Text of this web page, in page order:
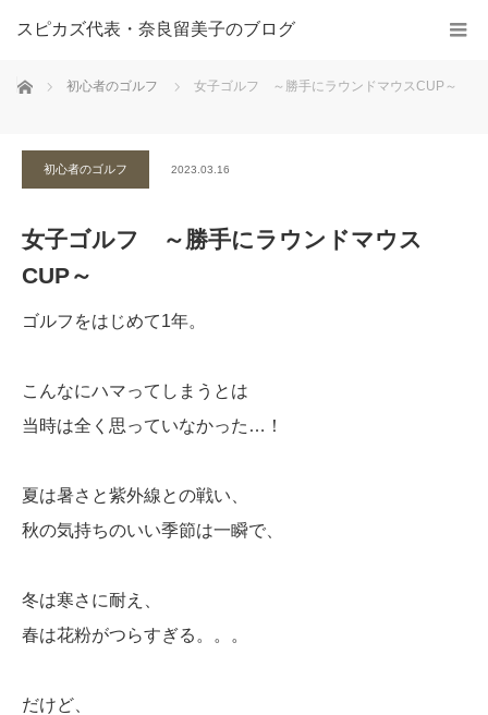
スピカズ代表・奈良留美子のブログ
ホーム 初心者のゴルフ 女子ゴルフ ～勝手にラウンドマウスCUP～
初心者のゴルフ 2023.03.16
女子ゴルフ ～勝手にラウンドマウス
CUP～
ゴルフをはじめて1年。
こんなにハマってしまうとは
当時は全く思っていなかった…！
夏は暑さと紫外線との戦い、
秋の気持ちのいい季節は一瞬で、
冬は寒さに耐え、
春は花粉がつらすぎる。。。
だけど、